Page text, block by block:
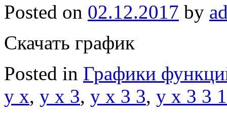
Posted on 02.12.2017 by
Скачать график
Posted in Графики
y x, y x 3, y x 3 3, y x 3 3 1